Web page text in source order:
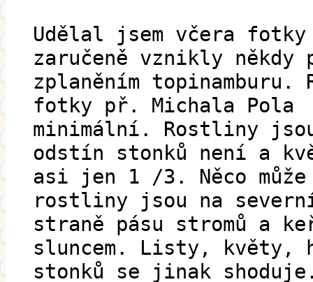
Udělal jsem včera
zaručeně vznikly někdy
zplaněním
fotky př. Michala Pola
minimální. Rostliny
odstín stonků není a
asi jen 1 /3. Něco
rostliny jsou na
straně pásu stromů a
sluncem. Listy, květy,
stonků se jinak